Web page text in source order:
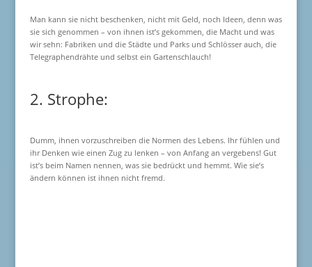
Man kann sie nicht beschenken, nicht mit Geld, noch Ideen, denn was
sie sich genommen – von ihnen ist’s gekommen, die Macht und was
wir sehn: Fabriken und die Städte und Parks und Schlösser auch, die
Telegraphendrähte und selbst ein Gartenschlauch!
2. Strophe:
Dumm, ihnen vorzuschreiben die Normen des Lebens. Ihr fühlen und
ihr Denken wie einen Zug zu lenken – von Anfang an vergebens! Gut
ist’s beim Namen nennen, was sie bedrückt und hemmt. Wie sie’s
ändern können ist ihnen nicht fremd.